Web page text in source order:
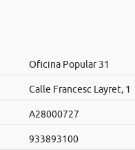
Oficina Popular 31
Calle Francesc Layret, 1
A28000727
933893100